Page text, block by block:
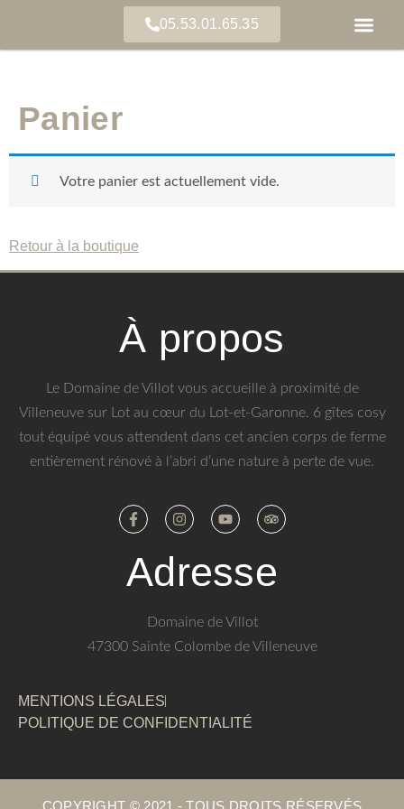
05.53.01.65.35
Panier
Votre panier est actuellement vide.
Retour à la boutique
À propos
Le Domaine de Villot vous accueille à proximité de
Villeneuve sur Lot au cœur du Lot-et-Garonne. 6 gîtes cosy
tout équipé vous attendent dans cet ancien corps de ferme
entièrement rénové à l’abri d’une nature à perte de vue.
Adresse
Domaine de Villot
47300 Sainte Colombe de Villeneuve
MENTIONS LÉGALES
POLITIQUE DE CONFIDENTIALITÉ
COPYRIGHT © 2021 - TOUS DROITS RÉSERVÉS